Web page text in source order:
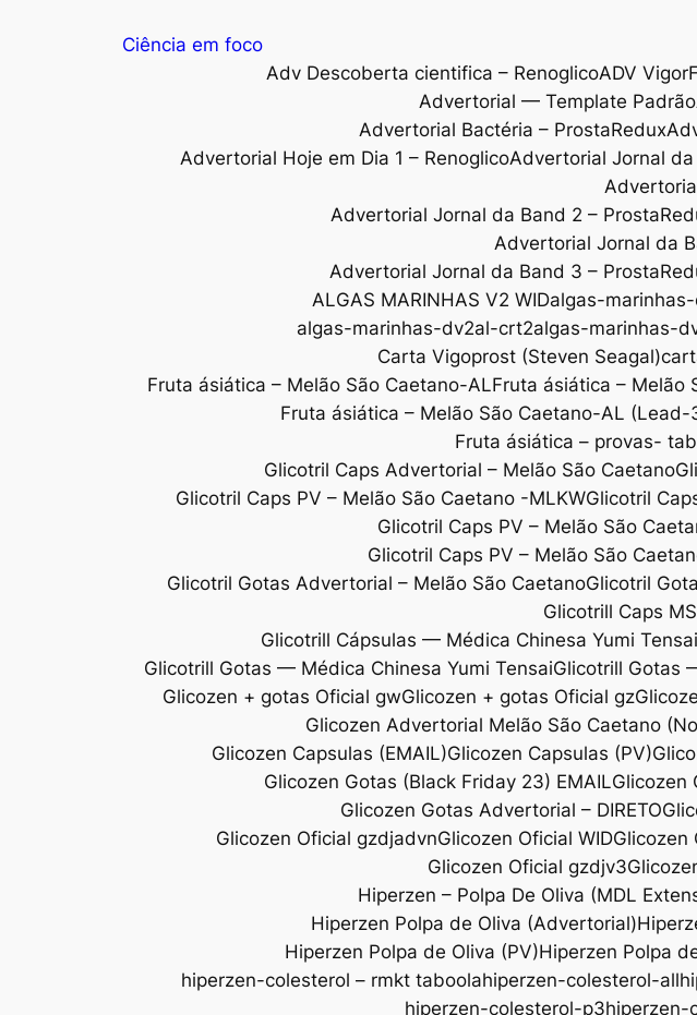
Ciência em foco
Adv Descoberta cientifica – RenoglicoADV
Advertorial — Template Padrão
Advertorial Bactéria – ProstaRedux
Advertorial Hoje em Dia 1 – RenoglicoAdvertorial Jornal
Advertorial Jornal da Band 2 –
Advertorial Jornal da
Advertorial Jornal da Band 3 –
ALGAS MARINHAS V2 WIDalgas-
algas-marinhas-dv2al-crt2algas-marinhas-
Carta Vigoprost (Steven Seagal)
Fruta ásiática – Melão São Caetano-ALFruta ásiática – Melão
Fruta ásiática – Melão São Caetano-AL (Lead-
Fruta ásiática – provas- tab
Glicotril Caps Advertorial – Melão São Caetano
Glicotril Caps PV – Melão São Caetano -MLKWGlicotril
Glicotril Caps PV – Melão São
Glicotril Caps PV – Melão São
Glicotril Gotas Advertorial – Melão São CaetanoGlicotril
Glicotrill Caps
Glicotrill Cápsulas — Médica Chinesa Yumi Tensai
Glicotrill Gotas — Médica Chinesa Yumi TensaiGlicotrill Gotas
Glicozen + gotas Oficial gwGlicozen + gotas Oficial gz
Glicozen Advertorial Melão São Caetano
Glicozen Capsulas (EMAIL)Glicozen Capsulas (PV)
Glicozen Gotas (Black Friday 23) EMAILGlicozen
Glicozen Gotas Advertorial – DIRETO
Glicozen Oficial gzdjadvnGlicozen Oficial WIDGlicozen
Glicozen Oficial gzdjv3
Hiperzen – Polpa De Oliva (MDL
Hiperzen Polpa de Oliva (Advertorial)
Hiperzen Polpa de Oliva (PV)Hiperzen Polpa
hiperzen-colesterol – rmkt taboolahiperzen-colesterol-all
hiperzen-colesterol-p3hiperzen-